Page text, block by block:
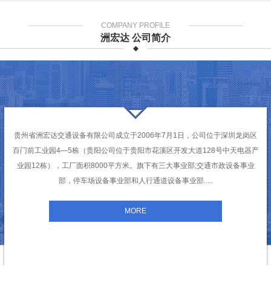
COMPANY PROFILE
洲宏达 公司简介
贵州省洲宏达交通设备有限公司成立于2006年7月1日，公司位于深圳龙岗区
百门前工业园4—5栋（贵阳公司位于贵阳市花溪区开发大道128号中天电器产
业园12栋），工厂面积8000平方米。旗下有三大事业部;交通市政设备事业
部，停车场设备事业部和人行通道设备事业部.....
MORE